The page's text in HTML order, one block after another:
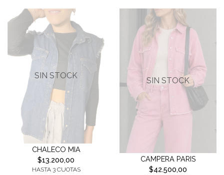
SIN STOCK
CHALECO MIA
$13.200,00
HASTA 3 CUOTAS
SIN STOCK
CAMPERA PARIS
$42.500,00